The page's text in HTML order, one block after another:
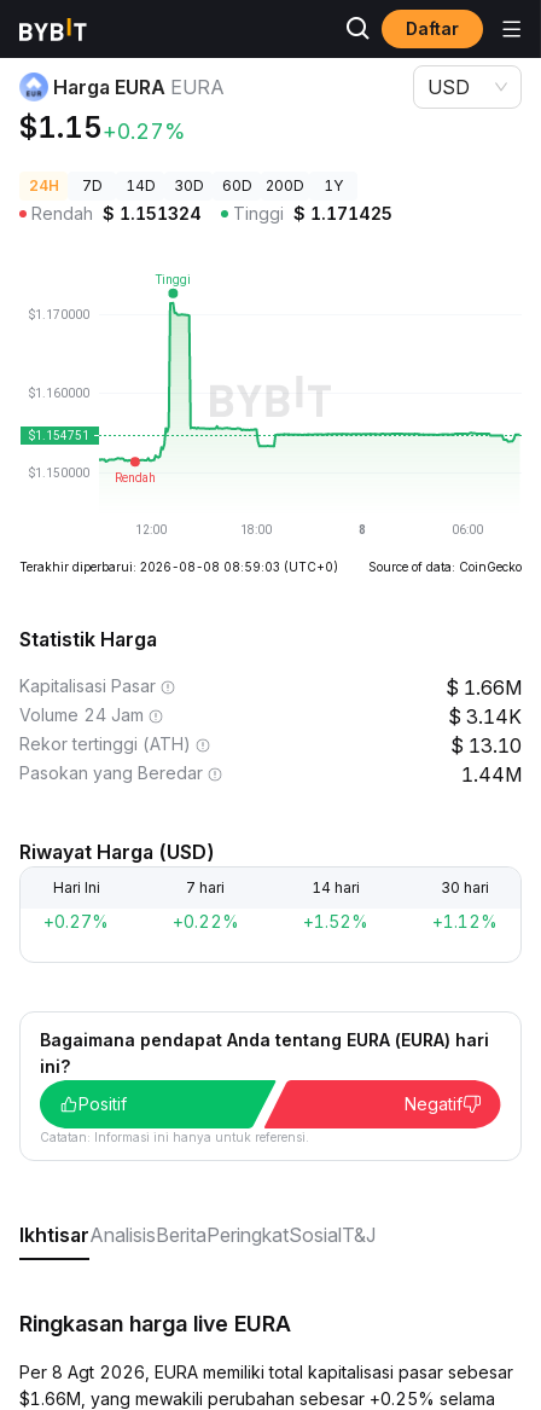
Daftar
Harga Kripto
Harga EURA EURA
$1.15+0.27%
USD
24H 7D 14D 30D 60D 200D 1Y
Rendah $ 1.151324 Tinggi $ 1.171425
Terakhir diperbarui: 2026-08-08 08:59:03 (UTC+0) Source of data: CoinGecko
Statistik Harga
Kapitalisasi Pasar 1.66M
Volume 24 Jam 3.14K
Rekor tertinggi (ATH) 13.10
Pasokan yang Beredar 1.44M
Riwayat Harga (USD)
Hari Ini 7 hari 14 hari 30 hari
+0.27% +0.22% +1.52% +1.12%
Bagaimana pendapat Anda tentang EURA (EURA) hari
ini?
Positif
Negatif
Catatan: Informasi ini hanya untuk referensi.
IkhtisarAnalisisBeritaPeringkatSosialT&J
Ringkasan harga live EURA
Per 8 Agt 2026, EURA memiliki total kapitalisasi pasar sebesar
$1.66M, yang mewakili perubahan sebesar +0.25% selama